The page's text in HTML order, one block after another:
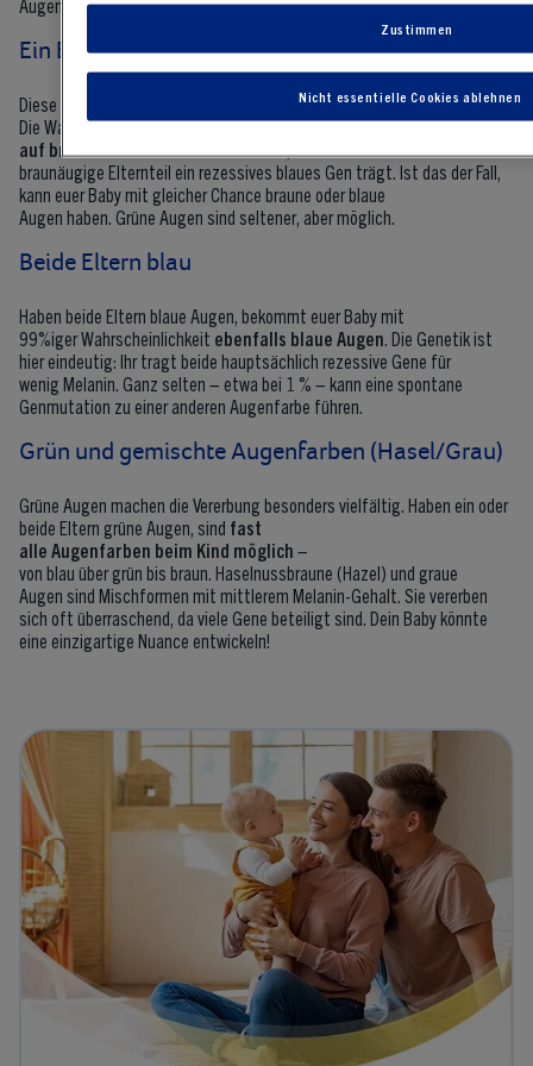
Ein Elternteil blau, einer braun
Diese Kombination ist besonders spannend:
Die Wahrscheinlichkeit verteilt sichetwa je zur Hälfte
auf braun und blau
braunäugige Elternteil ein rezessives blaues Gen trägt. Ist das der Fall,
kann euer Baby mit gleicher Chance braune oder blaue
Augen haben. Grüne Augen sind seltener, aber möglich.
Beide Eltern blau
Haben beide Eltern blaue Augen, bekommt euer Baby mit
99%iger Wahrscheinlichkeit ebenfalls blaue Augen . Die Genetik ist
hier eindeutig: Ihr tragt beide hauptsächlich rezessive Gene für
wenig Melanin. Ganz selten – etwa bei 1 % – kann eine spontane
Genmutation zu einer anderen Augenfarbe führen.
Grün und gemischte Augenfarben (Hasel/Grau)
Grüne Augen machen die Vererbung besonders vielfältig. Haben ein oder
beide Eltern grüne Augen, sind fast
alle Augenfarben beim Kind möglich –
von blau über grün bis braun. Haselnussbraune (Hazel) und graue
Augen sind Mischformen mit mittlerem Melanin-Gehalt. Sie vererben
sich oft überraschend, da viele Gene beteiligt sind. Dein Baby könnte
eine einzigartige Nuance entwickeln!
Nicht essentielle Cookies ablehnen
Zustimmen